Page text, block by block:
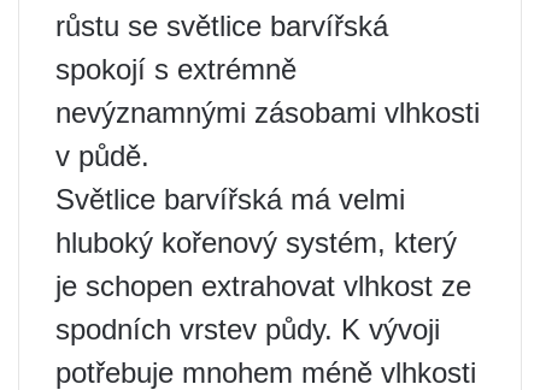
růstu se světlice barvířská
spokojí s extrémně
nevýznamnými zásobami vlhkosti
v půdě.
Světlice barvířská má velmi
hluboký kořenový systém, který
je schopen extrahovat vlhkost ze
spodních vrstev půdy. K vývoji
potřebuje mnohem méně vlhkosti